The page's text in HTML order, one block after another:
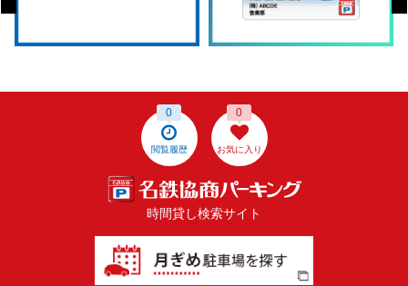
閲覧履歴
0
お気に入り
0
時間貸し検索サイト